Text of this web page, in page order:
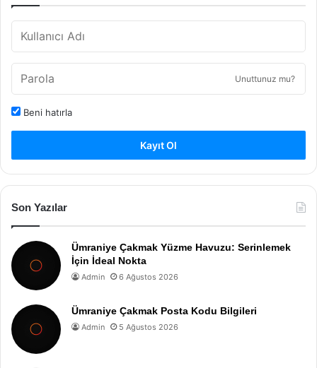
Unuttunuz mu?
Beni hatırla
Kayıt Ol
Son Yazılar
Ümraniye Çakmak Yüzme Havuzu: Serinlemek
İçin İdeal Nokta
Admin 6 Ağustos 2026
Ümraniye Çakmak Posta Kodu Bilgileri
Admin 5 Ağustos 2026